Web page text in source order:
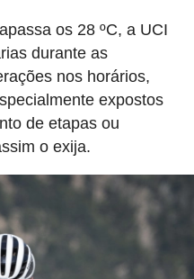
os 28 ºC, a UCI
durante as
nos horários,
expostos
de etapas ou
o exija.